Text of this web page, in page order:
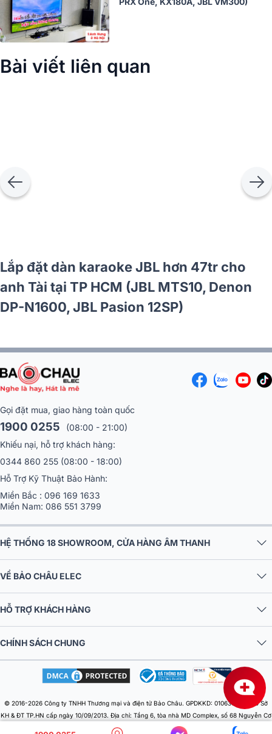
Bài viết liên quan
Lắp đặt dàn karaoke JBL hơn 47tr cho
anh Tài tại TP HCM (JBL MTS10, Denon
DP-N1600, JBL Pasion 12SP)
Gọi đặt mua, giao hàng toàn quốc
1900 0255
(08:00 - 21:00)
Khiếu nại, hỗ trợ khách hàng:
0344 860 255 (08:00 - 18:00)
Hỗ Trợ Kỹ Thuật Bảo Hành:
Miền Bắc : 096 169 1633
Miền Nam: 086 551 3799
HỆ THỐNG 18 SHOWROOM, CỬA HÀNG ÂM THANH
VỀ BẢO CHÂU ELEC
HỖ TRỢ KHÁCH HÀNG
CHÍNH SÁCH CHUNG
© 2016-2026 Công ty TNHH Thương mại và điện tử Bảo Châu. GPDKKD: 0106303879 do Sở
KH & ĐT TP.HN cấp ngày 10/09/2013. Địa chỉ: Tầng 6, tòa nhà MD Complex, số 68 Nguyễn Cơ
Thạch, Phường Từ Liêm, Thành phố Hà Nội, Việt Nam. Điện thoại: 024 730 10 255. Email: